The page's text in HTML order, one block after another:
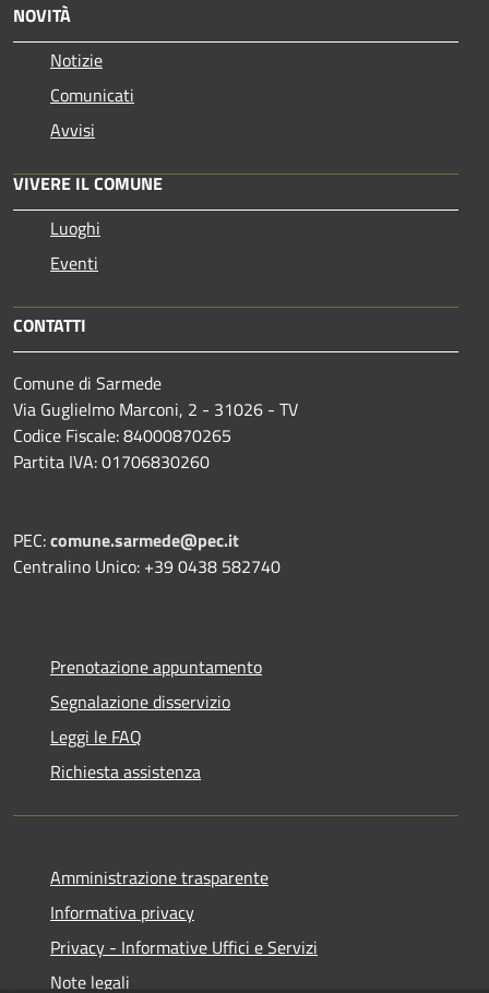
NOVITÀ
Notizie
Comunicati
Avvisi
VIVERE IL COMUNE
Luoghi
Eventi
CONTATTI
Comune di Sarmede
Via Guglielmo Marconi, 2 - 31026 - TV
Codice Fiscale: 84000870265
Partita IVA: 01706830260
PEC:comune.sarmede@pec.it
Centralino Unico: +39 0438 582740
Prenotazione appuntamento
Segnalazione disservizio
Leggi le FAQ
Richiesta assistenza
Amministrazione trasparente
Informativa privacy
Privacy - Informative Uffici e Servizi
Note legali